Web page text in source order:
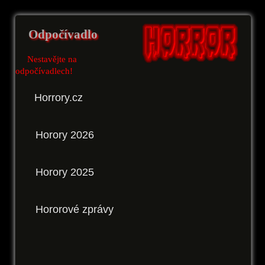
Odpočívadlo
Nestavějte na
odpočívadlech!
Horrory.cz
Horory 2026
Horory 2025
Hororové zprávy